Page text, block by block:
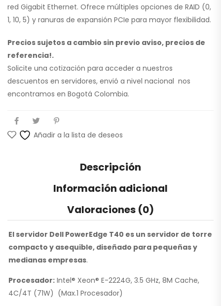
red Gigabit Ethernet. Ofrece múltiples opciones de RAID (0,
1, 10, 5) y ranuras de expansión PCIe para mayor flexibilidad.
Precios sujetos a cambio sin previo aviso, precios de
referencia!.
Solicite una cotización para acceder a nuestros
descuentos en servidores, envió a nivel nacional nos
encontramos en Bogotá Colombia.
Añadir a la lista de deseos
Descripción
Información adicional
Valoraciones (0)
El servidor Dell PowerEdge T40 es un servidor de torre
compacto y asequible, diseñado para pequeñas y
medianas empresas.
Procesador: Intel® Xeon® E-2224G, 3.5 GHz, 8M Cache,
4C/4T (71W) (Max.1 Procesador)